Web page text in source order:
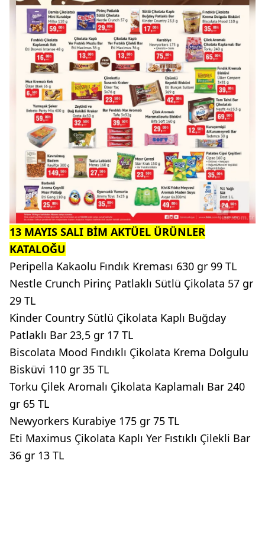
13 MAYIS SALI BİM AKTÜEL ÜRÜNLER
KATALOĞU
Peripella Kakaolu Fındık Kreması 630 gr 99 TL
Nestle Crunch Pirinç Patlaklı Sütlü Çikolata 57 gr
29 TL
Kinder Country Sütlü Çikolata Kaplı Buğday
Patlaklı Bar 23,5 gr 17 TL
Biscolata Mood Fındıklı Çikolata Krema Dolgulu
Bisküvi 110 gr 35 TL
Torku Çilek Aromalı Çikolata Kaplamalı Bar 240
gr 65 TL
Newyorkers Kurabiye 175 gr 75 TL
Eti Maximus Çikolata Kaplı Yer Fıstıklı Çilekli Bar
36 gr 13 TL